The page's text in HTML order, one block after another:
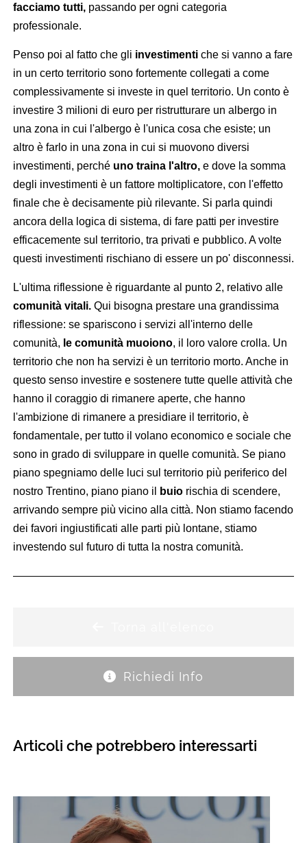
facciamo tutti,passando per ogni categoria
professionale.
Penso poi al fatto che gli investimenti che si vanno a fare
in un certo territorio sono fortemente collegati a come
complessivamente si investe in quel territorio. Un conto è
investire 3 milioni di euro per ristrutturare un albergo in
una zona in cui l'albergo è l'unica cosa che esiste; un
altro è farlo in una zona in cui si muovono diversi
investimenti, perchéuno traina l'altro,e dove la somma
degli investimenti è un fattore moltiplicatore, con l'effetto
finale che è decisamente più rilevante. Si parla quindi
ancora della logica di sistema, di fare patti per investire
efficacemente sul territorio, tra privati e pubblico. A volte
questi investimenti rischiano di essere un po' disconnessi.
L'ultima riflessione è riguardante al punto 2, relativo alle
comunità vitali.Qui bisogna prestare una grandissima
riflessione: se spariscono i servizi all'interno delle
comunità, le comunità muoiono, il loro valore crolla. Un
territorio che non ha servizi è un territorio morto. Anche in
questo senso investire e sostenere tutte quelle attività che
hanno il coraggio di rimanere aperte, che hanno
l'ambizione di rimanere a presidiare il territorio, è
fondamentale, per tutto il volano economico e sociale che
sono in grado di sviluppare in quelle comunità. Se piano
piano spegniamo delle luci sul territorio più periferico del
nostro Trentino, piano piano il
buio rischia di scendere,
arrivando sempre più vicino alla città. Non stiamo facendo
dei favori ingiustificati alle parti più lontane, stiamo
investendo sul futuro di tutta la nostra comunità.
Richiedi Info
Articoli che potrebbero interessarti